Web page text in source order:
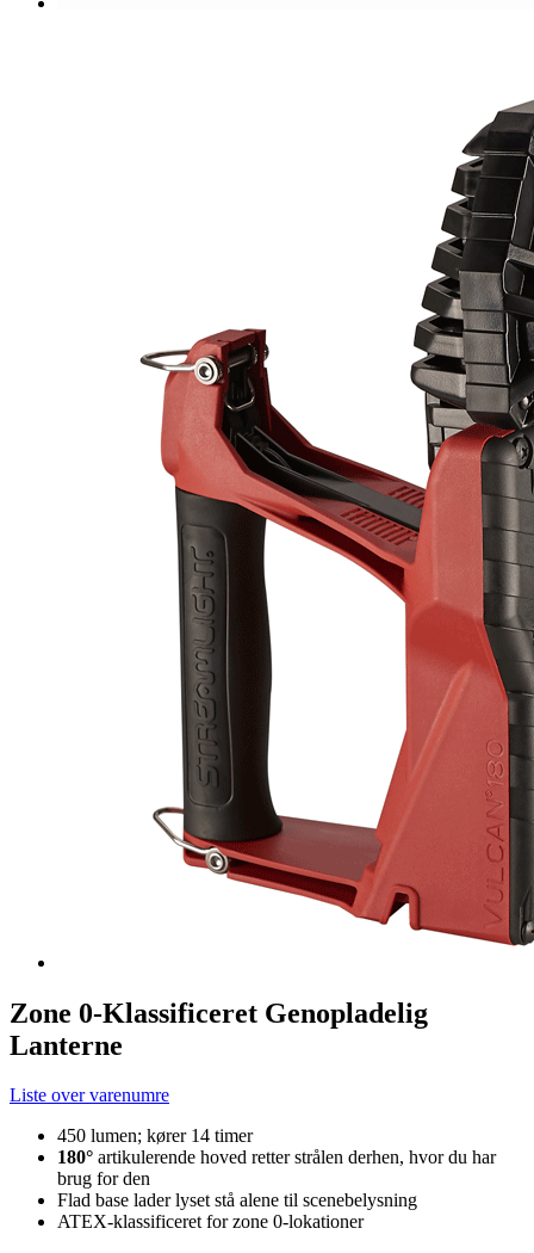
Zone 0-Klassificeret Genopladelig
Lanterne
Liste over varenumre
450 lumen; kører 14 timer
180° artikulerende hoved retter strålen derhen, hvor du har
brug for den
Flad base lader lyset stå alene til scenebelysning
ATEX-klassificeret for zone 0-lokationer